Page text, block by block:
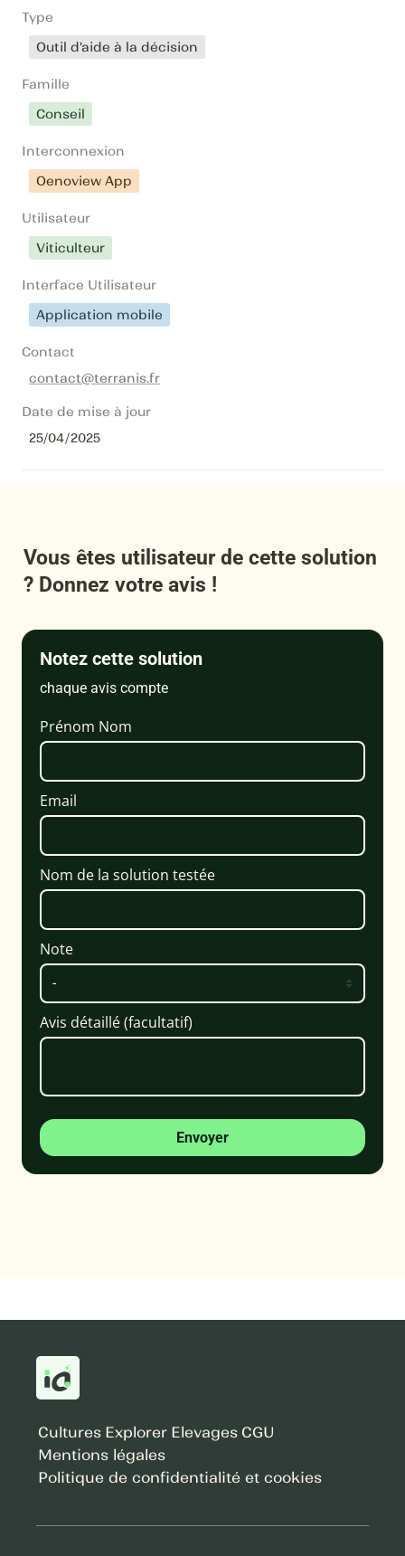
Type
Outil d'aide à la décision
Famille
Conseil
Interconnexion
Oenoview App
Utilisateur
Viticulteur
Interface Utilisateur
Application mobile
Contact
contact@terranis.fr
Date de mise à jour
25/04/2025
Vous êtes utilisateur de cette solution
? Donnez votre avis !
Notez cette solution
chaque avis compte
Prénom Nom
Email
Nom de la solution testée
Note
Avis détaillé (facultatif)
Envoyer
Cultures Explorer Elevages CGU
Mentions légales
Politique de confidentialité et cookies